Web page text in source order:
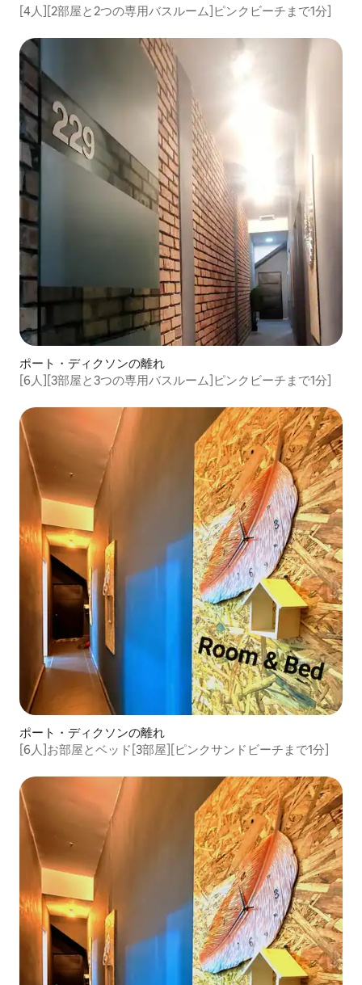
[4人][2部屋と2つの専用バスルーム]ピンクビーチまで1分]
ポート・ディクソンの離れ
[6人][3部屋と3つの専用バスルーム]ピンクビーチまで1分]
ポート・ディクソンの離れ
[6人]お部屋とベッド[3部屋][ピンクサンドビーチまで1分]